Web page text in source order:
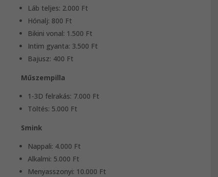
Láb teljes: 2.000 Ft
Hónalj: 800 Ft
Bikini vonal: 1.500 Ft
Intim gyanta: 3.500 Ft
Bajusz: 400 Ft
Műszempilla
1-3D felrakás: 7.000 Ft
Töltés: 5.000 Ft
Smink
Nappali: 4.000 Ft
Alkalmi: 5.000 Ft
Menyasszonyi: 10.000 Ft